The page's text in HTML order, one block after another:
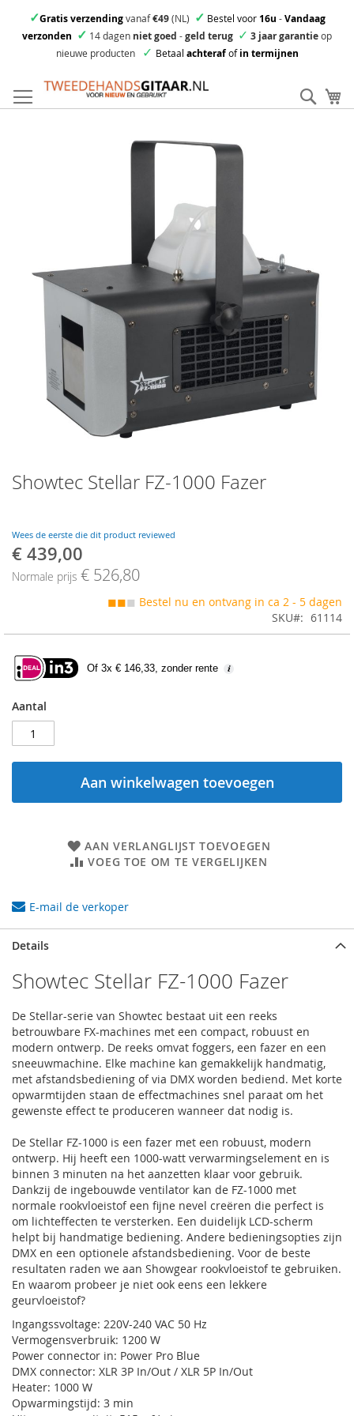
✓Gratis verzendingvanaf€49(NL) ✓ Bestel voor16u -Vandaag
verzonden ✓ 14 dagen niet goed -geld terug ✓ 3 jaar garantieop
nieuwe producten
✓ Betaal achterafofin termijnen
direct
door
Showtec Stellar FZ-1000 Fazer
Wees de eerste die dit product reviewed
Speciale
€ 439,00
Normale prijs € 526,80
◼◼◼ Bestel nu en ontvang in ca 2 - 5 dagen
SKU
61114
Of 3x € 146,33, zonder rente
Aantal
Aan winkelwagen toevoegen
AAN VERLANGLIJST TOEVOEGEN
VOEG TOE OM TE VERGELIJKEN
E-mail de verkoper
to
the
the
images
gallery
Details
Showtec Stellar FZ-1000 Fazer
De Stellar-serie van Showtec bestaat uit een reeks
betrouwbare FX-machines met een compact, robuust en
modern ontwerp. De reeks omvat foggers, een fazer en een
sneeuwmachine. Elke machine kan gemakkelijk handmatig,
met afstandsbediening of via DMX worden bediend. Met korte
opwarmtijden staan de effectmachines snel paraat om het
gewenste effect te produceren wanneer dat nodig is.
De Stellar FZ-1000 is een fazer met een robuust, modern
ontwerp. Hij heeft een 1000-watt verwarmingselement en is
binnen 3 minuten na het aanzetten klaar voor gebruik.
Dankzij de ingebouwde ventilator kan de FZ-1000 met
normale rookvloeistof een fijne nevel creëren die perfect is
om lichteffecten te versterken. Een duidelijk LCD-scherm
helpt bij handmatige bediening. Andere bedieningsopties zijn
DMX en een optionele afstandsbediening. Voor de beste
resultaten raden we aan Showgear rookvloeistof te gebruiken.
En waarom probeer je niet ook eens een lekkere
geurvloeistof?
Ingangssvoltage: 220V-240 VAC 50 Hz
Vermogensverbruik: 1200 W
Power connector in: Power Pro Blue
DMX connector: XLR 3P In/Out / XLR 5P In/Out
Heater: 1000 W
Opwarmingstijd: 3 min